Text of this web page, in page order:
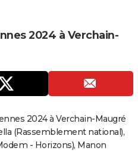
2024 à Verchain-
2024 à Verchain-Maugré
(Rassemblement national),
- Horizons), Manon